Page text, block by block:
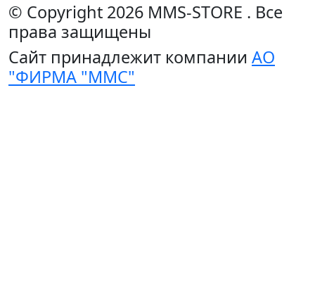
© Copyright 2026 MMS-STORE . Все
права защищены
Сайт принадлежит компании АО
"ФИРМА "ММС"